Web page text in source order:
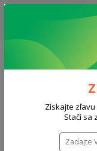
ZĽAVA: VŠETKY
PODĽA VÝBERU /
0908 777 700 Po-So:
Double
Získajte
Stačí sa